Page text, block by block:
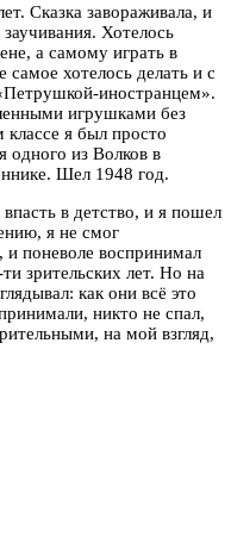
Сказка завораживала, и
Хотелось
а самому играть в
хотелось делать и с
иностранцем».
игрушками без
классе я был просто
одного из Волков в
Шел 1948 год.
в детство, и я пошел
я не смог
и поневоле воспринимал
зрительских лет. Но на
как они всё это
никто не спал,
на мой взгляд,